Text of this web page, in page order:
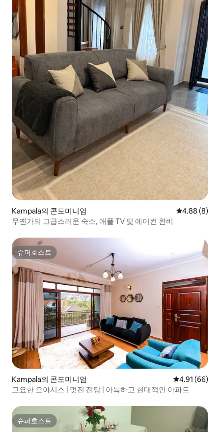
Kampala의 콘도미니엄 평점 4.88점
4.88 (8)
무옌가의 고급스러운 숙소, 애플 TV 및 에어컨 완비
슈퍼호스트
슈퍼호스트
Kampala의 콘도미니엄 평점 4.91점(5
4.91 (66)
고요한 오아시스 | 멋진 전망 | 아늑하고 현대적인 아파트
슈퍼호스트
슈퍼호스트